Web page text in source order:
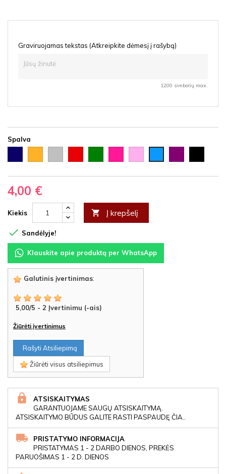
Graviruojamas tekstas (Atkreipkite dėmesį į rašybą)
1200 simbolių max.
Spalva
mėlyna
rožinė
mėlyna
4,00 €
Kiekis  Į krepšelį
 Sandėlyje!
Klauskite apie produktą per WhatsApp
Galutinis įvertinimas:
5,00/5 - 2 Įvertinimu (-ais)
Žiūrėti įvertinimus
Rašyti Atsiliepimą
Žiūrėti visus atsiliepimus
ATSISKAITYMAS
GARANTUOJAME SAUGŲ ATSISKAITYMĄ.
ATSISKAITYMO BŪDUS GALITE RASTI PASPAUDĘ ČIA..
PRISTATYMO INFORMACIJA
PRISTATYMAS 1 - 2 DARBO DIENOS, PREKĖS
PARUOŠIMAS 1 - 2 D. DIENOS